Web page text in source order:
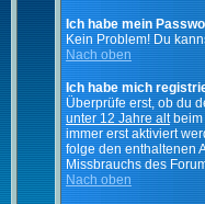
Ich habe mein
Kein Problem! Du
Nach oben
Ich habe mich
Überprüfe erst, ob du
unter 12 Jahre altbeim
immer erst aktiviert
folge den enthaltenen
Missbrauchs des
Nach oben